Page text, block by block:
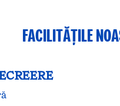
FACILITĂŢILE